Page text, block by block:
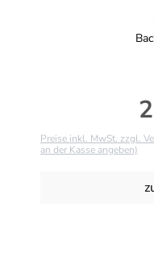
Preise inkl. MwSt. zzgl.
an der Kasse angeben)